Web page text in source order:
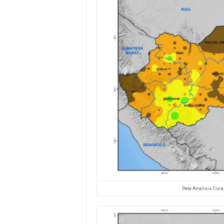
Peta Analisis